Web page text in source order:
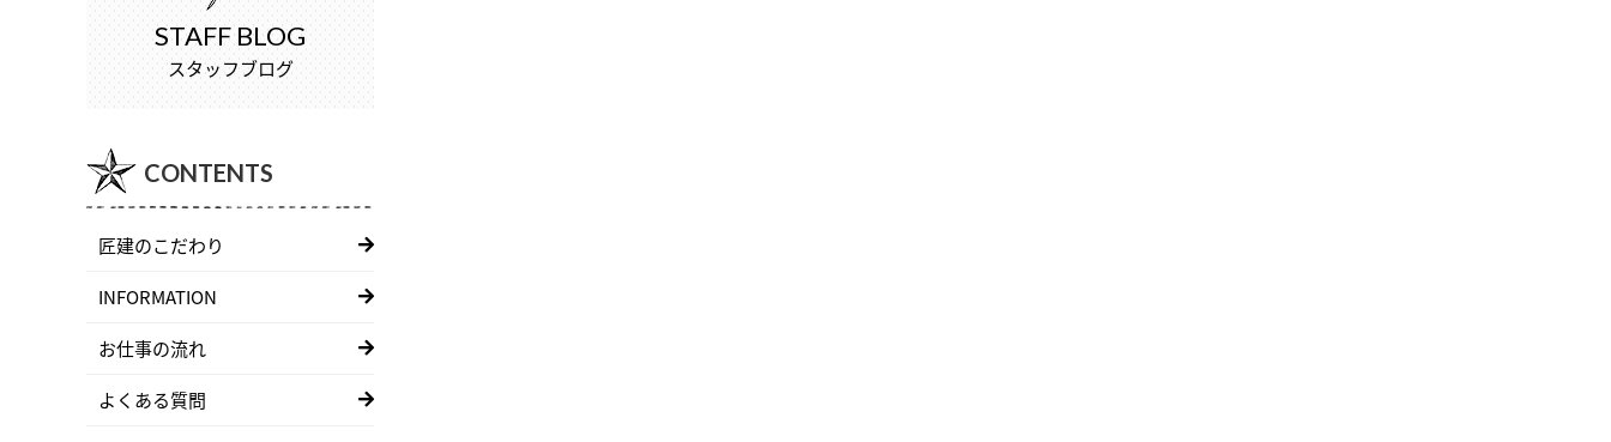
STAFF BLOG
スタッフブログ
CONTENTS
匠建のこだわり
INFORMATION
お仕事の流れ
よくある質問